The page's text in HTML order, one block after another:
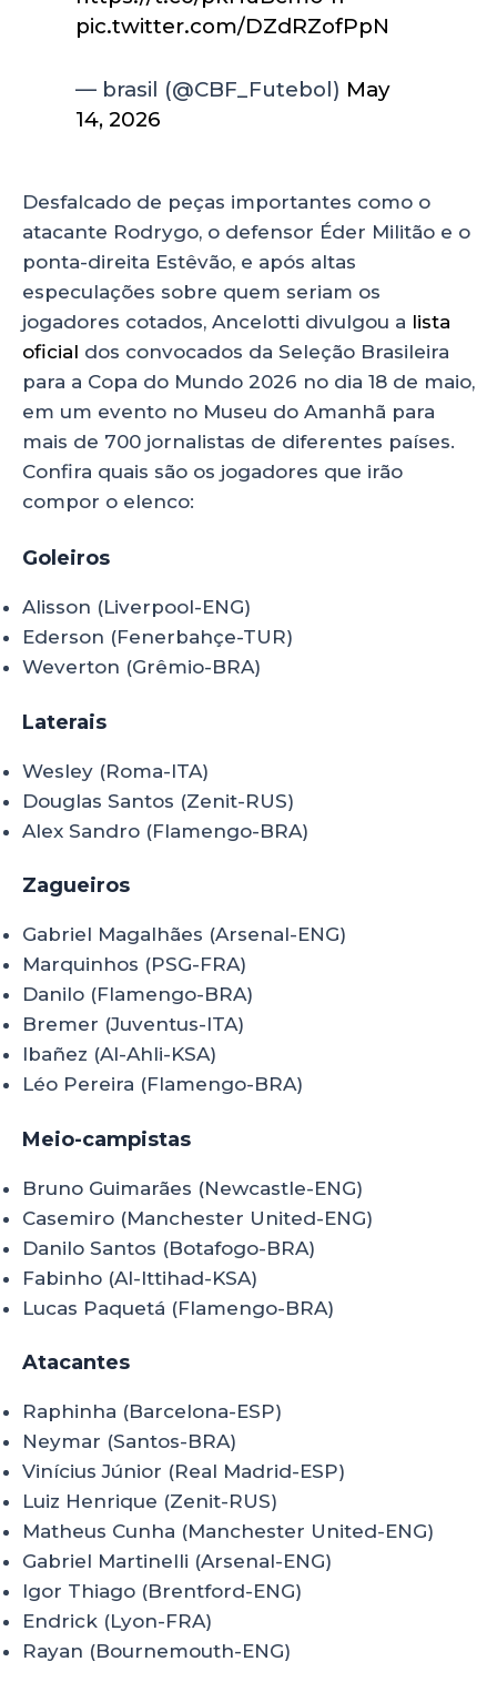
pic.twitter.com/DZdRZofPpN
— brasil (@CBF_Futebol) May
14, 2026
Desfalcado de peças importantes como o
atacante Rodrygo, o defensor Éder Militão e o
ponta-direita Estêvão, e após altas
especulações sobre quem seriam os
jogadores cotados, Ancelotti divulgou a lista
oficial dos convocados da Seleção Brasileira
para a Copa do Mundo 2026 no dia 18 de maio,
em um evento no Museu do Amanhã para
mais de 700 jornalistas de diferentes países.
Confira quais são os jogadores que irão
compor o elenco:
Goleiros
Alisson (Liverpool-ENG)
Ederson (Fenerbahçe-TUR)
Weverton (Grêmio-BRA)
Laterais
Wesley (Roma-ITA)
Douglas Santos (Zenit-RUS)
Alex Sandro (Flamengo-BRA)
Zagueiros
Gabriel Magalhães (Arsenal-ENG)
Marquinhos (PSG-FRA)
Danilo (Flamengo-BRA)
Bremer (Juventus-ITA)
Ibañez (Al-Ahli-KSA)
Léo Pereira (Flamengo-BRA)
Meio-campistas
Bruno Guimarães (Newcastle-ENG)
Casemiro (Manchester United-ENG)
Danilo Santos (Botafogo-BRA)
Fabinho (Al-Ittihad-KSA)
Lucas Paquetá (Flamengo-BRA)
Atacantes
Raphinha (Barcelona-ESP)
Neymar (Santos-BRA)
Vinícius Júnior (Real Madrid-ESP)
Luiz Henrique (Zenit-RUS)
Matheus Cunha (Manchester United-ENG)
Gabriel Martinelli (Arsenal-ENG)
Igor Thiago (Brentford-ENG)
Endrick (Lyon-FRA)
Rayan (Bournemouth-ENG)